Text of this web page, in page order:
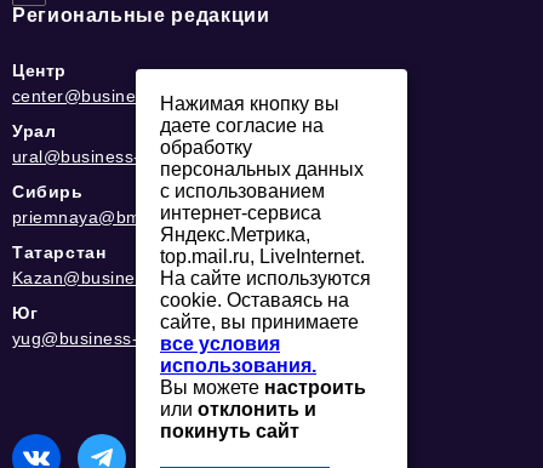
Региональные редакции
Центр
center@business-magazine.online
Урал
ural@business-magazine.online
Сибирь
priemnaya@bmag42.ru
Татарстан
Kazan@business-magazine.online
Юг
yug@business-magazine.online
Нажимая кнопку вы
даете согласие на
обработку
персональных данных
с использованием
интернет-сервиса
Яндекс.Метрика,
top.mail.ru, LiveInternet.
На сайте используются
cookie. Оставаясь на
сайте, вы принимаете
все условия
использования.
Вы можете настроить
или отклонить и
покинуть сайт